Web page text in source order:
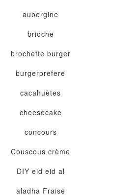
aubergine
brioche
brochette burger
burgerprefere
cacahuètes
cheesecake
concours
Couscous crème
DIY eid eid al
aladha Fraise